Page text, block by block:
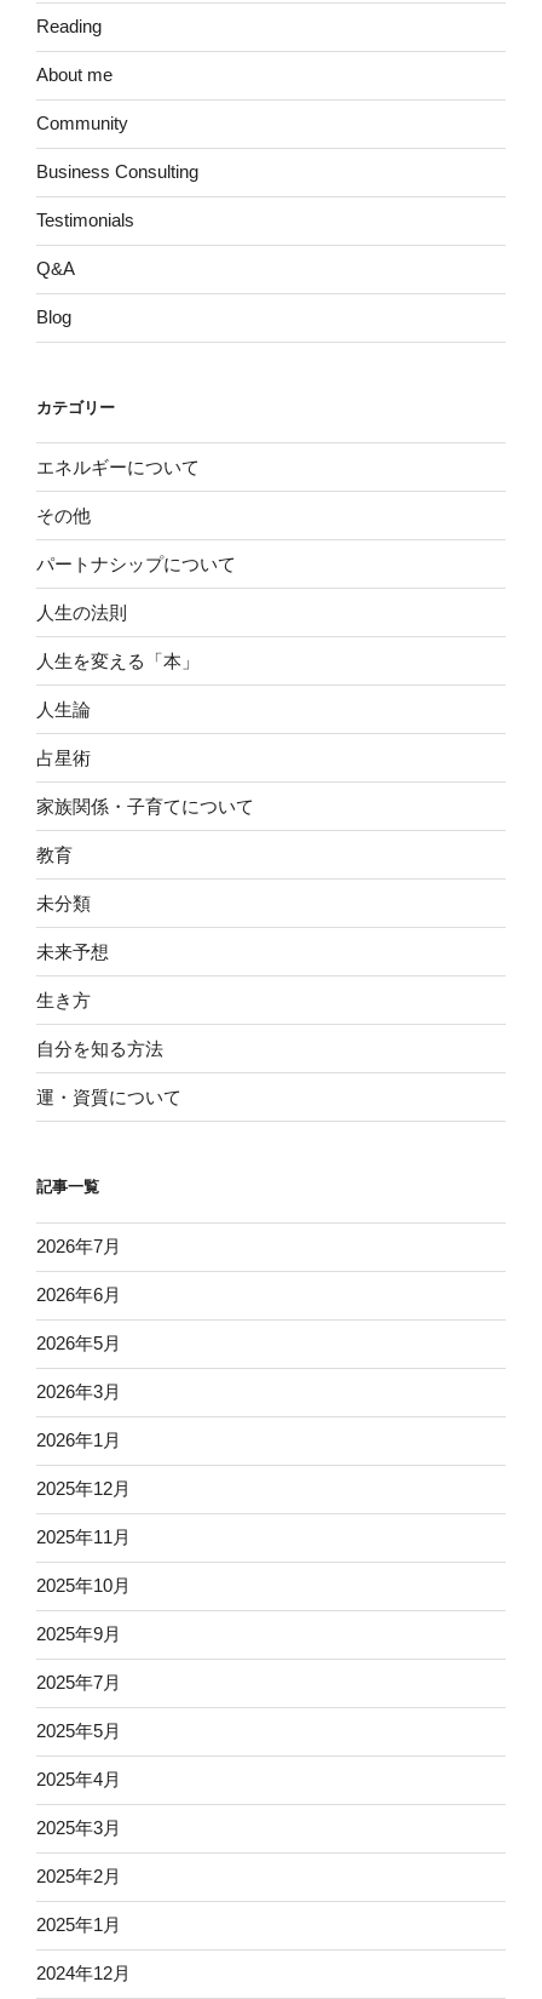
Reading
About me
Community
Business Consulting
Testimonials
Q&A
Blog
カテゴリー
エネルギーについて
その他
パートナシップについて
人生の法則
人生を変える「本」
人生論
占星術
家族関係・子育てについて
教育
未分類
未来予想
生き方
自分を知る方法
運・資質について
記事一覧
2026年7月
2026年6月
2026年5月
2026年3月
2026年1月
2025年12月
2025年11月
2025年10月
2025年9月
2025年7月
2025年5月
2025年4月
2025年3月
2025年2月
2025年1月
2024年12月